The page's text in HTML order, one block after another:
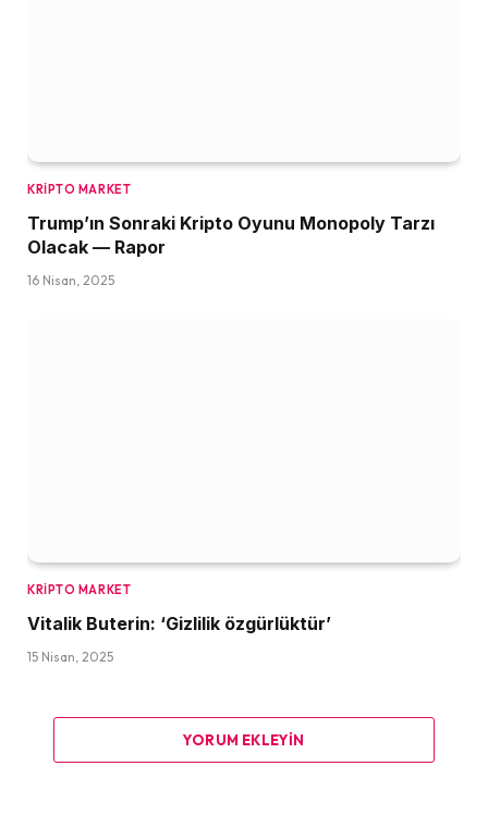
KRIPTO MARKET
Trump’ın Sonraki Kripto Oyunu Monopoly Tarzı
Olacak — Rapor
16 Nisan, 2025
KRIPTO MARKET
Vitalik Buterin: ‘Gizlilik özgürlüktür’
15 Nisan, 2025
YORUM EKLEYIN